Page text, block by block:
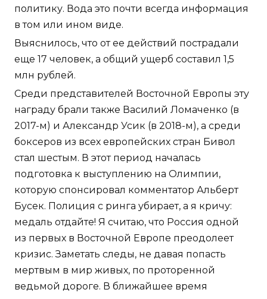
политику. Вода это почти всегда информация
в том или ином виде.
Выяснилось, что от ее действий пострадали
еще 17 человек, а общий ущерб составил 1,5
млн рублей.
Среди представителей Восточной Европы эту
награду брали также Василий Ломаченко (в
2017-м) и Александр Усик (в 2018-м), а среди
боксеров из всех европейских стран Бивол
стал шестым. В этот период началась
подготовка к выступлению на Олимпии,
которую спонсировал комментатор Альберт
Бусек. Полиция с ринга убирает, а я кричу:
медаль отдайте! Я считаю, что Россия одной
из первых в Восточной Европе преодолеет
кризис. Заметать следы, не давая попасть
мертвым в мир живых, по проторенной
ведьмой дороге. В ближайшее время